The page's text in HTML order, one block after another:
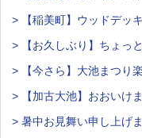
> 【稲美町】ウッドデッ
> 【お久しぶり】ちょっ
> 【今さら】大池まつり
> 【加古大池】おおいけ
> 暑中お見舞い申し上げ